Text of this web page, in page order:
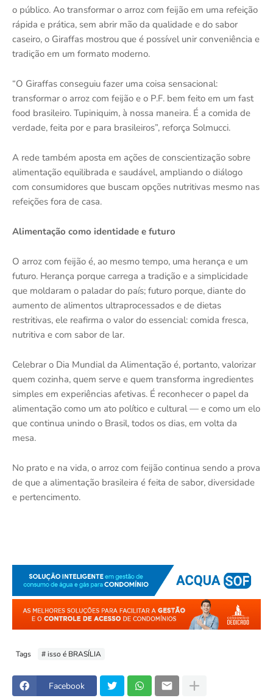
o público. Ao transformar o arroz com feijão em uma refeição
rápida e prática, sem abrir mão da qualidade e do sabor
caseiro, o Giraffas mostrou que é possível unir conveniência e
tradição em um formato moderno.
“O Giraffas conseguiu fazer uma coisa sensacional:
transformar o arroz com feijão e o P.F. bem feito em um fast
food brasileiro. Tupiniquim, à nossa maneira. É a comida de
verdade, feita por e para brasileiros”, reforça Solmucci.
A rede também aposta em ações de conscientização sobre
alimentação equilibrada e saudável, ampliando o diálogo
com consumidores que buscam opções nutritivas mesmo nas
refeições fora de casa.
Alimentação como identidade e futuro
O arroz com feijão é, ao mesmo tempo, uma herança e um
futuro. Herança porque carrega a tradição e a simplicidade
que moldaram o paladar do país; futuro porque, diante do
aumento de alimentos ultraprocessados e de dietas
restritivas, ele reafirma o valor do essencial: comida fresca,
nutritiva e com sabor de lar.
Celebrar o Dia Mundial da Alimentação é, portanto, valorizar
quem cozinha, quem serve e quem transforma ingredientes
simples em experiências afetivas. É reconhecer o papel da
alimentação como um ato político e cultural — e como um elo
que continua unindo o Brasil, todos os dias, em volta da
mesa.
No prato e na vida, o arroz com feijão continua sendo a prova
de que a alimentação brasileira é feita de sabor, diversidade
e pertencimento.
Tags # isso é BRASÍLIA
Facebook